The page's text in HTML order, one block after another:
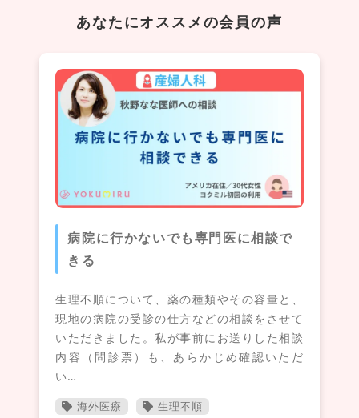
あなたにオススメの会員の声
病院に行かないでも専門医に相談で
きる
生理不順について、薬の種類やその容量と、
現地の病院の受診の仕方などの相談をさせて
いただきました。私が事前にお送りした相談
内容（問診票）も、あらかじめ確認いただ
い…
海外医療 生理不順